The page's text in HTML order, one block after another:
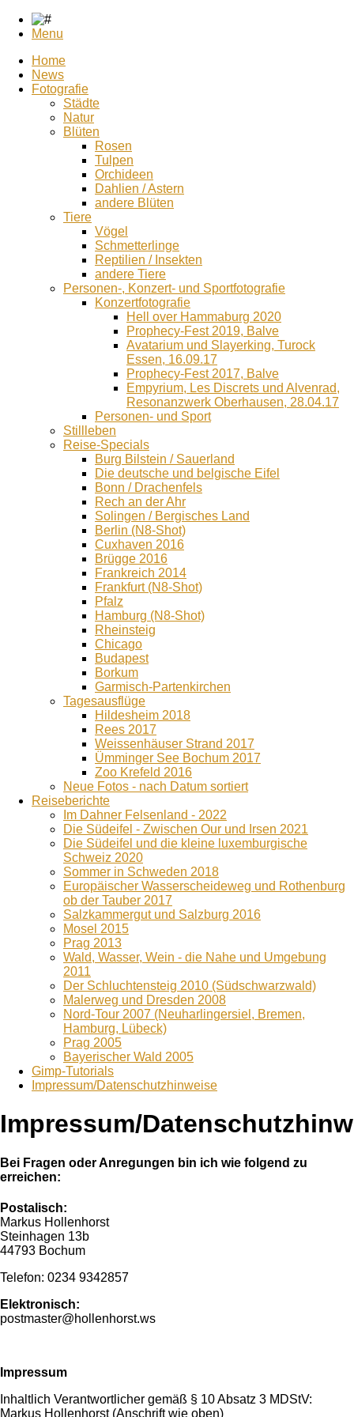
Menu
Home
News
Fotografie
Städte
Natur
Blüten
Rosen
Tulpen
Orchideen
Dahlien / Astern
andere Blüten
Tiere
Vögel
Schmetterlinge
Reptilien / Insekten
andere Tiere
Personen-, Konzert- und Sportfotografie
Konzertfotografie
Hell over Hammaburg 2020
Prophecy-Fest 2019, Balve
Avatarium und Slayerking, Turock
Essen, 16.09.17
Prophecy-Fest 2017, Balve
Empyrium, Les Discrets und Alvenrad,
Resonanzwerk Oberhausen, 28.04.17
Personen- und Sport
Stillleben
Reise-Specials
Burg Bilstein / Sauerland
Die deutsche und belgische Eifel
Bonn / Drachenfels
Rech an der Ahr
Solingen / Bergisches Land
Berlin (N8-Shot)
Cuxhaven 2016
Brügge 2016
Frankreich 2014
Frankfurt (N8-Shot)
Pfalz
Hamburg (N8-Shot)
Rheinsteig
Chicago
Budapest
Borkum
Garmisch-Partenkirchen
Tagesausflüge
Hildesheim 2018
Rees 2017
Weissenhäuser Strand 2017
Ümminger See Bochum 2017
Zoo Krefeld 2016
Neue Fotos - nach Datum sortiert
Reiseberichte
Im Dahner Felsenland - 2022
Die Südeifel - Zwischen Our und Irsen 2021
Die Südeifel und die kleine luxemburgische
Schweiz 2020
Sommer in Schweden 2018
Europäischer Wasserscheideweg und Rothenburg
ob der Tauber 2017
Salzkammergut und Salzburg 2016
Mosel 2015
Prag 2013
Wald, Wasser, Wein - die Nahe und Umgebung
2011
Der Schluchtensteig 2010 (Südschwarzwald)
Malerweg und Dresden 2008
Nord-Tour 2007 (Neuharlingersiel, Bremen,
Hamburg, Lübeck)
Prag 2005
Bayerischer Wald 2005
Gimp-Tutorials
Impressum/Datenschutzhinweise
Impressum/
Bei Fragen oder Anregungen bin ich wie folgend zu
erreichen:
Postalisch:
Markus Hollenhorst
Steinhagen 13b
44793 Bochum
Telefon: 0234 9342857
Elektronisch:
postmaster@hollenhorst.ws
Impressum
Inhaltlich Verantwortlicher gemäß § 10 Absatz 3 MDStV:
Markus Hollenhorst (Anschrift wie oben)